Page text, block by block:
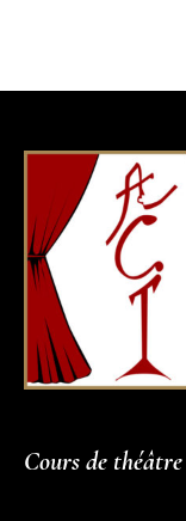
Cours de théâtre